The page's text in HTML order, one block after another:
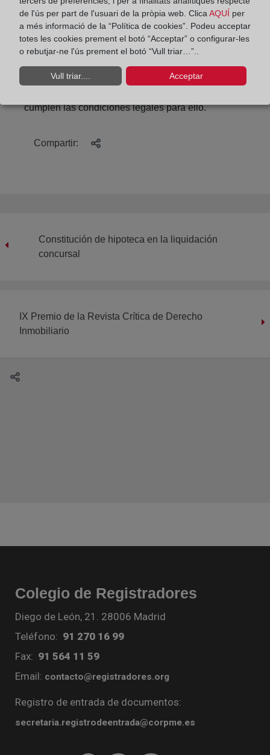
La Orden SND/421/2020, de 18 de mayo, ha
prorrogado hasta final de año las autorizaciones de
residencia de las ‘golden visa’ que hayan vencido
su vigencia en los 90 días previos a la fecha de
entrada del estado de alarma o durante su validez,
cumplen las condiciones legales para ello.
Compartir:
Constitución de hipoteca en la liquidación
concursal
IX Premio de la Revista Crítica de Derecho
Inmobiliario
Colegio de Registradores
Diego de León, 21. 28006 Madrid
Teléfono: 91 270 16 99
Fax: 91 564 11 59
Email: contacto@registradores.org
Registro de entrada de documentos:
secretaria.registrodeentrada@corpme.es
de l'ús per part de l'usuari de la pròpia web. ClicaAQUÍ per
a més informació de la “Política de cookies”. Podeu acceptar
totes les cookies prement el botó “Acceptar” o configurar-les
o rebutjar-ne l'ús prement el botó “Vull triar…”..
Vull triar.... Acceptar